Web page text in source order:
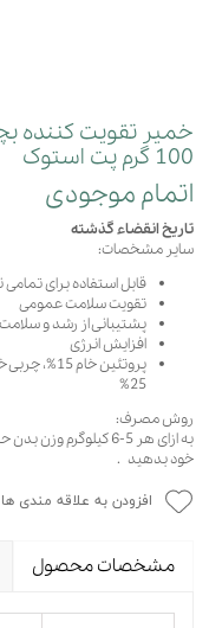
خمیر تقویت کننده
100 گرم پت استوک
اتمام موجودی
تاریخ انقضاء گذشته
سایر مشخصات:
قابل استفاده برای تمامی
تقویت سلامت عمومی
پشتیبانی از رشد و
افزایش انرژی
25%
روش مصرف:
خود بدهید .
افزودن به علاقه مندی ها
مشخصات محصول